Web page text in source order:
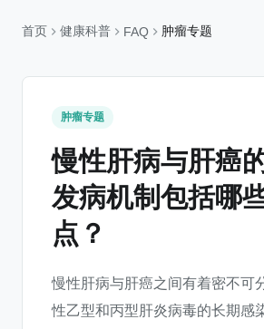
首页 健康科普 FAQ 肿瘤专题
肿瘤专题
慢性肝病与肝癌
发病机制包括哪
点？
慢性肝病与肝癌之间有着密不可
性乙型和丙型肝炎病毒的长期感